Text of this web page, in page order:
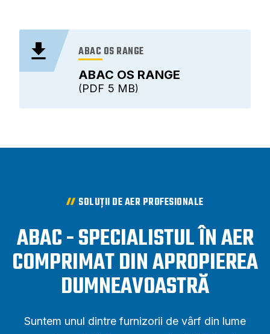
ABAC OS RANGE
ABAC OS RANGE
5 MB
PDF
SOLUȚII DE AER PROFESIONALE
ABAC - SPECIALISTUL ÎN AER
COMPRIMAT DIN APROPIEREA
DUMNEAVOASTRĂ
Suntem unul dintre furnizorii de vârf din lume